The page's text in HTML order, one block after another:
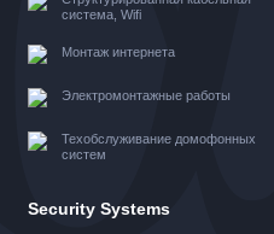
система, Wifi
Монтаж интернета
Электромонтажные работы
Техобслуживание домофонных
систем
Security Systems